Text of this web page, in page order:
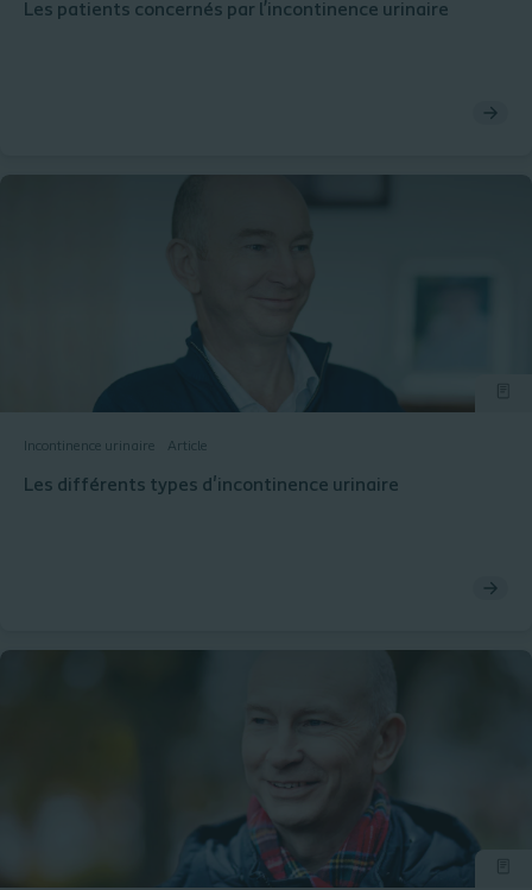
Les patients concernés par l’incontinence urinaire
Incontinence urinaire Article
Les différents types d'incontinence urinaire